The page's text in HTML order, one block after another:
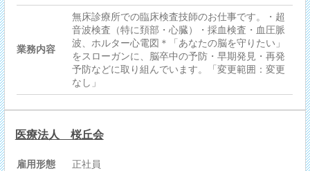
業務内容
無床診療所での臨床検査技師のお仕事です。・超
音波検査（特に頚部・心臓）・採血検査・血圧脈
波、ホルター心電図＊「あなたの脳を守りたい」
をスローガンに、脳卒中の予防・早期発見・再発
予防などに取り組んでいます。「変更範囲：変更
なし」
医療法人 桜丘会
雇用形態 正社員